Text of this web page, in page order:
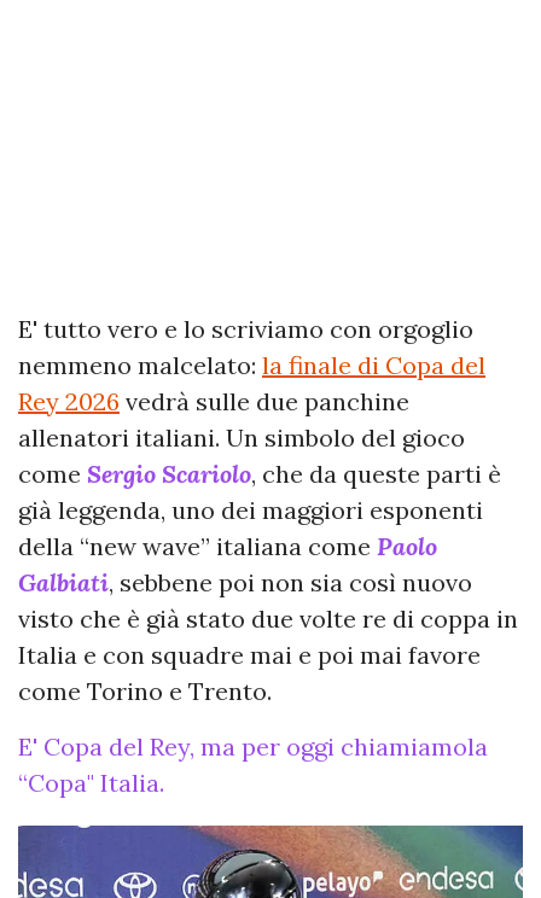
E' tutto vero e lo scriviamo con orgoglio
nemmeno malcelato: la finale di Copa del
Rey 2026 vedrà sulle due panchine
allenatori italiani. Un simbolo del gioco
come Sergio Scariolo, che da queste parti è
già leggenda, uno dei maggiori esponenti
della “new wave” italiana come Paolo
Galbiati, sebbene poi non sia così nuovo
visto che è già stato due volte re di coppa in
Italia e con squadre mai e poi mai favore
come Torino e Trento.
E' Copa del Rey, ma per oggi chiamiamola
“Copa" Italia.